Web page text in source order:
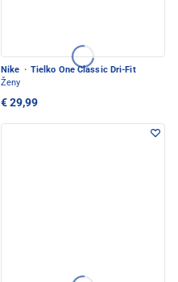
Nike · Tielko One Classic Dri-Fit
Ženy
€ 29,99